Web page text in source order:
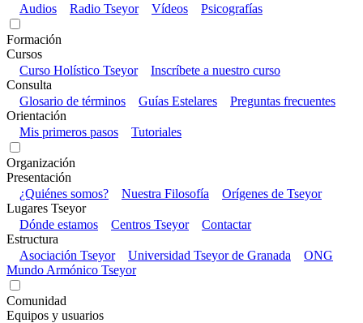
Audios
Radio Tseyor Vídeos Psicografías
Formación
Cursos
Curso Holístico Tseyor
Inscríbete a nuestro curso
Consulta
Glosario de términos
Guías Estelares
Preguntas frecuentes
Orientación
Mis primeros pasos
Tutoriales
Organización
Presentación
¿Quiénes somos?
Nuestra Filosofía
Orígenes de Tseyor
Lugares Tseyor
Dónde estamos
Centros Tseyor
Contactar
Estructura
Asociación Tseyor
Universidad Tseyor de Granada
ONG
Mundo Armónico Tseyor
Comunidad
Equipos y usuarios